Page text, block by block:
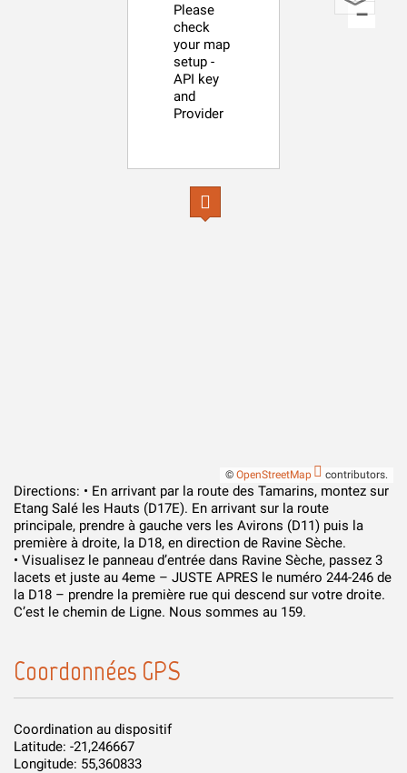
Please
check
your map
setup -
API key
and
Provider
© OpenStreetMap contributors.
−
Directions: • En arrivant par la route des Tamarins, montez sur
Etang Salé les Hauts (D17E). En arrivant sur la route
principale, prendre à gauche vers les Avirons (D11) puis la
première à droite, la D18, en direction de Ravine Sèche.
• Visualisez le panneau d’entrée dans Ravine Sèche, passez 3
lacets et juste au 4eme – JUSTE APRES le numéro 244-246 de
la D18 – prendre la première rue qui descend sur votre droite.
C’est le chemin de Ligne. Nous sommes au 159.
Coordonnées GPS
Coordination au dispositif
Latitude: -21,246667
Longitude: 55,360833